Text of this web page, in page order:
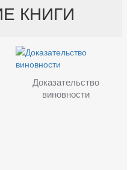
КНИГИ
Доказательство
виновности